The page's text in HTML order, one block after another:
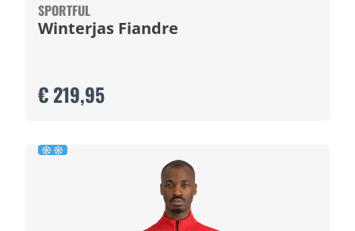
SPORTFUL
Winterjas Fiandre
€ 219,95